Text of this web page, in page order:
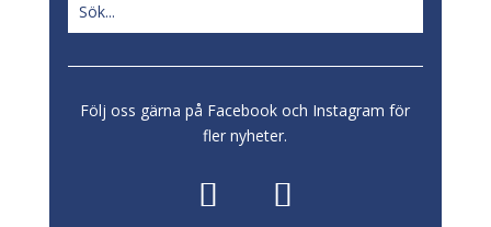
Följ oss gärna på Facebook och Instagram för
fler nyheter.